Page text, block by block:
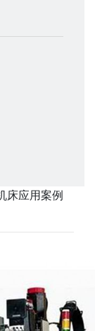
床应用案例